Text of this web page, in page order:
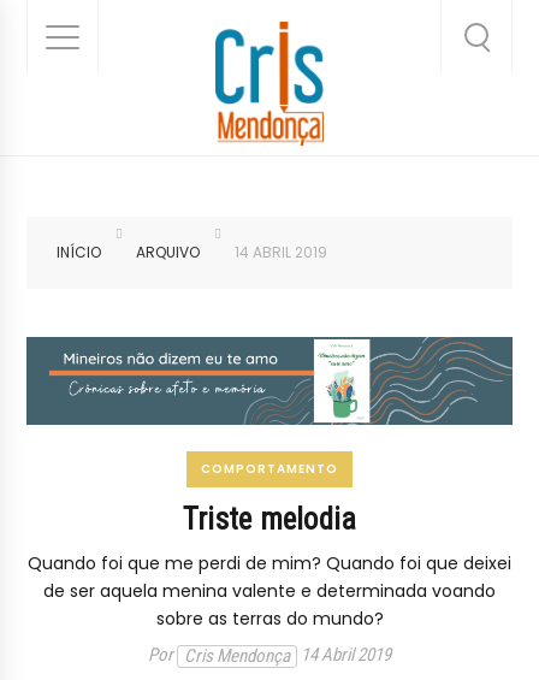
INÍCIO ARQUIVO 14 ABRIL 2019
COMPORTAMENTO
Triste melodia
Quando foi que me perdi de mim? Quando foi que deixei
de ser aquela menina valente e determinada voando
sobre as terras do mundo?
Por Cris Mendonça 14 Abril 2019